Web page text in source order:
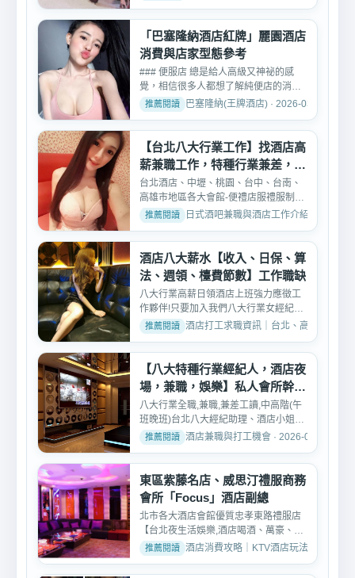
「巴塞隆納酒店紅牌」麗園酒店
消費與店家型態參考
### 便服店 總是給人高級又神祕的感
覺，相信很多人都想了解純便店的消費
方式、制服店、禮服店、...
巴塞隆納(王牌酒店) · 2026-03-04
【台北八大行業工作】找酒店高
薪兼職工作，特種行業兼差，打
工
台北酒店、中壢、桃園、台中、台南、
高雄市地區各大會館-便禮店服禮服制服
酒店公關小姐，八大幹...
日式酒吧兼職與酒店工作介紹 · 2026-
酒店八大薪水【收入、日保、算
法、週領、檯費節數】工作職缺
八大行業高薪日領酒店上班強力應徵工
作夥伴!只要加入我們八大行業女經紀團
隊月入10幾萬以上非夢...
酒店打工求職資訊｜台北、高雄、台中
【八大特種行業經紀人，酒店夜
場，兼職，娛樂】私人會所幹部
高薪工作
八大行業全職,兼職,兼差工讀,中高階(午
班晚班)台北八大經紀助理、酒店小姐、
公關、領檯、酒店行...酒店兼職與打工機會 · 2026-02-09
東區紫藤名店、威思汀禮服商務
會所「Focus」酒店副總
北市各大酒店會館優質忠孝東路禮服店
【台北夜生活娛樂,酒店喝酒、萬豪、百
達妃麗、特蘭斯、威思...
酒店消費攻略｜KTV酒店玩法、消費與